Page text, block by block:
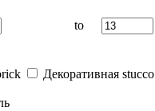
to
Декоративная stucco